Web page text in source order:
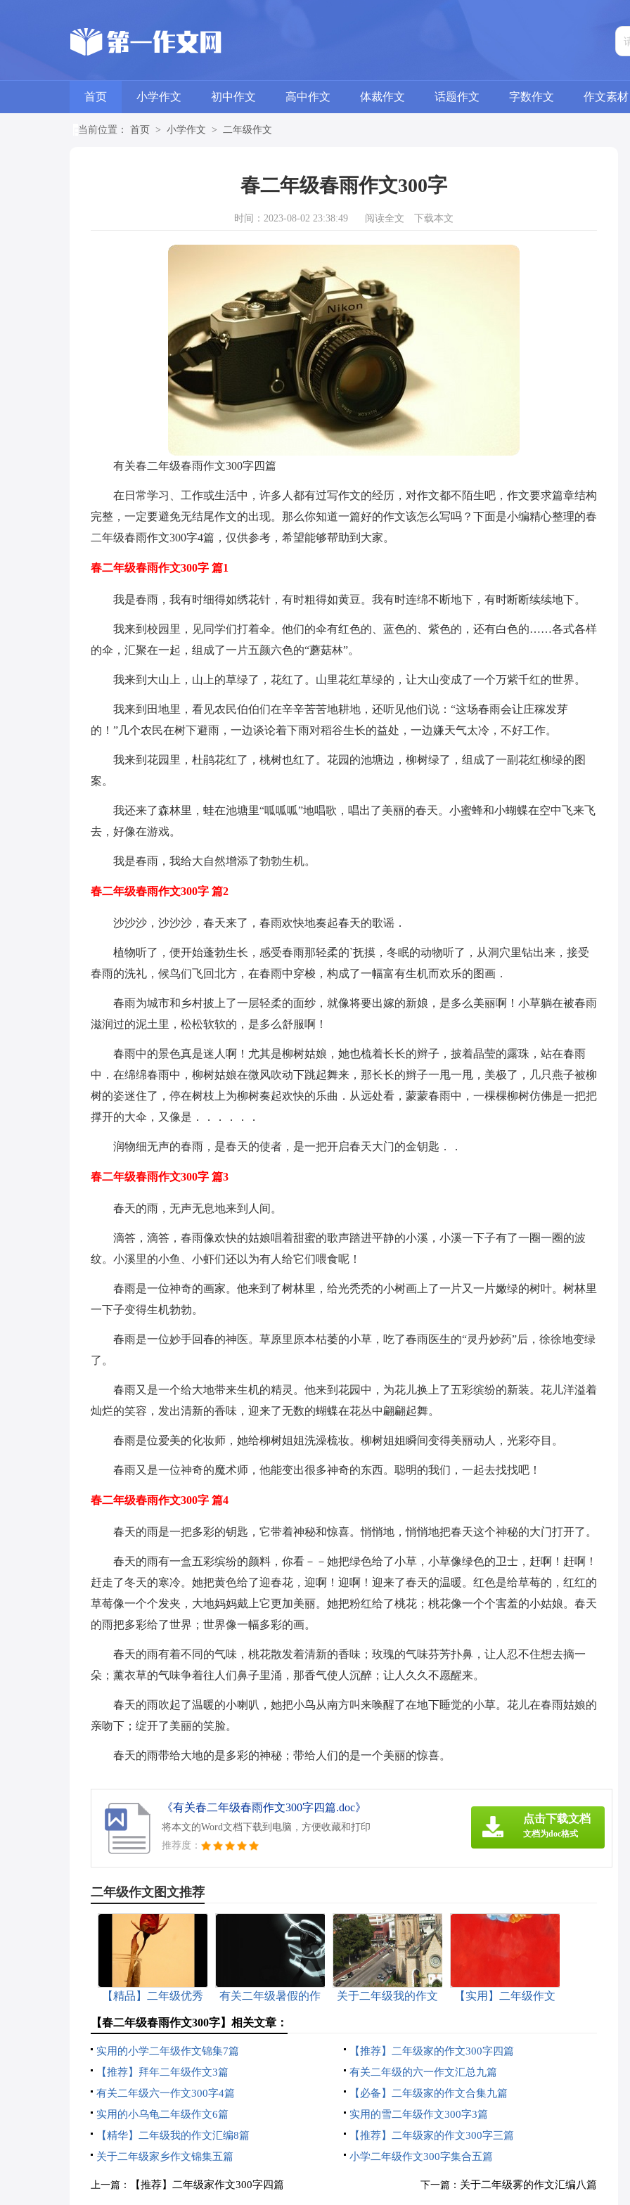
首页 小学作文 初中作文 高中作文 体裁作文 话题作文 字数作文 作文素材
当前位置： 首页 > 小学作文 > 二年级作文
春二年级春雨作文300字
时间：2023-08-02 23:38:49 阅读全文 下载本文
有关春二年级春雨作文300字四篇
在日常学习、工作或生活中，许多人都有过写作文的经历，对作文都不陌生吧，作文要求篇章结构
完整，一定要避免无结尾作文的出现。那么你知道一篇好的作文该怎么写吗？下面是小编精心整理的春
二年级春雨作文300字4篇，仅供参考，希望能够帮助到大家。
春二年级春雨作文300字 篇1
我是春雨，我有时细得如绣花针，有时粗得如黄豆。我有时连绵不断地下，有时断断续续地下。
我来到校园里，见同学们打着伞。他们的伞有红色的、蓝色的、紫色的，还有白色的……各式各样
的伞，汇聚在一起，组成了一片五颜六色的“蘑菇林”。
我来到大山上，山上的草绿了，花红了。山里花红草绿的，让大山变成了一个万紫千红的世界。
我来到田地里，看见农民伯伯们在辛辛苦苦地耕地，还听见他们说：“这场春雨会让庄稼发芽
的！”几个农民在树下避雨，一边谈论着下雨对稻谷生长的益处，一边嫌天气太冷，不好工作。
我来到花园里，杜鹃花红了，桃树也红了。花园的池塘边，柳树绿了，组成了一副花红柳绿的图
案。
我还来了森林里，蛙在池塘里“呱呱呱”地唱歌，唱出了美丽的春天。小蜜蜂和小蝴蝶在空中飞来飞
去，好像在游戏。
我是春雨，我给大自然增添了勃勃生机。
春二年级春雨作文300字 篇2
沙沙沙，沙沙沙，春天来了，春雨欢快地奏起春天的歌谣．
植物听了，便开始蓬勃生长，感受春雨那轻柔的`抚摸，冬眠的动物听了，从洞穴里钻出来，接受
春雨的洗礼，候鸟们飞回北方，在春雨中穿梭，构成了一幅富有生机而欢乐的图画．
春雨为城市和乡村披上了一层轻柔的面纱，就像将要出嫁的新娘，是多么美丽啊！小草躺在被春雨
滋润过的泥土里，松松软软的，是多么舒服啊！
春雨中的景色真是迷人啊！尤其是柳树姑娘，她也梳着长长的辫子，披着晶莹的露珠，站在春雨
中．在绵绵春雨中，柳树姑娘在微风吹动下跳起舞来，那长长的辫子一甩一甩，美极了，几只燕子被柳
树的姿迷住了，停在树枝上为柳树奏起欢快的乐曲．从远处看，蒙蒙春雨中，一棵棵柳树仿佛是一把把
撑开的大伞，又像是．．．．．．
润物细无声的春雨，是春天的使者，是一把开启春天大门的金钥匙．．
春二年级春雨作文300字 篇3
春天的雨，无声无息地来到人间。
滴答，滴答，春雨像欢快的姑娘唱着甜蜜的歌声踏进平静的小溪，小溪一下子有了一圈一圈的波
纹。小溪里的小鱼、小虾们还以为有人给它们喂食呢！
春雨是一位神奇的画家。他来到了树林里，给光秃秃的小树画上了一片又一片嫩绿的树叶。树林里
一下子变得生机勃勃。
春雨是一位妙手回春的神医。草原里原本枯萎的小草，吃了春雨医生的“灵丹妙药”后，徐徐地变绿
了。
春雨又是一个给大地带来生机的精灵。他来到花园中，为花儿换上了五彩缤纷的新装。花儿洋溢着
灿烂的笑容，发出清新的香味，迎来了无数的蝴蝶在花丛中翩翩起舞。
春雨是位爱美的化妆师，她给柳树姐姐洗澡梳妆。柳树姐姐瞬间变得美丽动人，光彩夺目。
春雨又是一位神奇的魔术师，他能变出很多神奇的东西。聪明的我们，一起去找找吧！
春二年级春雨作文300字 篇4
春天的雨是一把多彩的钥匙，它带着神秘和惊喜。悄悄地，悄悄地把春天这个神秘的大门打开了。
春天的雨有一盒五彩缤纷的颜料，你看－－她把绿色给了小草，小草像绿色的卫士，赶啊！赶啊！
赶走了冬天的寒冷。她把黄色给了迎春花，迎啊！迎啊！迎来了春天的温暖。红色是给草莓的，红红的
草莓像一个个发夹，大地妈妈戴上它更加美丽。她把粉红给了桃花；桃花像一个个害羞的小姑娘。春天
的雨把多彩给了世界；世界像一幅多彩的画。
春天的雨有着不同的气味，桃花散发着清新的香味；玫瑰的气味芬芳扑鼻，让人忍不住想去摘一
朵；薰衣草的气味争着往人们鼻子里涌，那香气使人沉醉；让人久久不愿醒来。
春天的雨吹起了温暖的小喇叭，她把小鸟从南方叫来唤醒了在地下睡觉的小草。花儿在春雨姑娘的
亲吻下；绽开了美丽的笑脸。
春天的雨带给大地的是多彩的神秘；带给人们的是一个美丽的惊喜。
《有关春二年级春雨作文300字四篇.doc》
将本文的Word文档下载到电脑，方便收藏和打印
推荐度：
点击下载文档
文档为doc格式
二年级作文图文推荐
【精品】二年级优秀
有关二年级暑假的作
关于二年级我的作文
【实用】二年级作文
【春二年级春雨作文300字】相关文章：
实用的小学二年级作文锦集7篇
【推荐】二年级家的作文300字四篇
【推荐】拜年二年级作文3篇
有关二年级的六一作文汇总九篇
有关二年级六一作文300字4篇
【必备】二年级家的作文合集九篇
实用的小乌龟二年级作文6篇
实用的雪二年级作文300字3篇
【精华】二年级我的作文汇编8篇
【推荐】二年级家的作文300字三篇
关于二年级家乡作文锦集五篇
小学二年级作文300字集合五篇
上一篇： 【推荐】二年级家作文300字四篇 下一篇： 关于二年级雾的作文汇编八篇